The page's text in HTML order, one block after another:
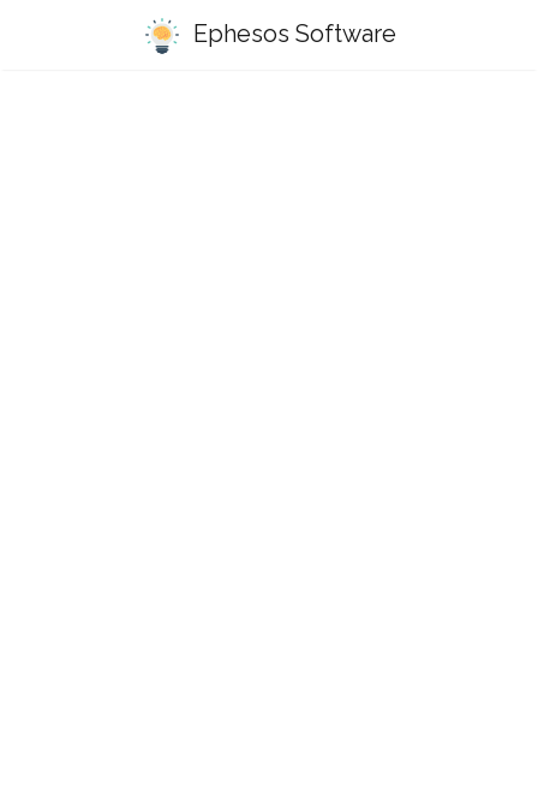
Ephesos Software